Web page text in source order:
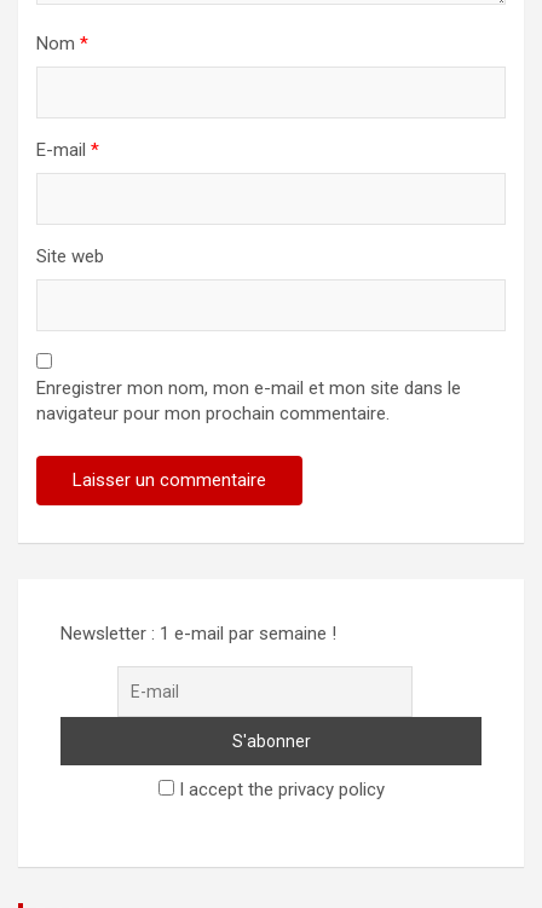
Nom *
E-mail *
Site web
Enregistrer mon nom, mon e-mail et mon site dans le
navigateur pour mon prochain commentaire.
Newsletter : 1 e-mail par semaine !
I accept the privacy policy